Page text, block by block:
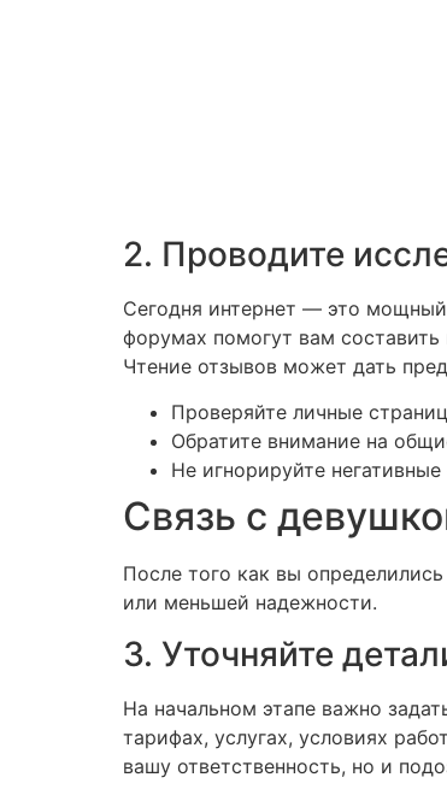
2. Проводите
Сегодня интернет — это
форумах помогут вам
Чтение отзывов может дать
Проверяйте личные
Обратите внимание на
Не игнорируйте
Связь с
После того как вы
или меньшей надежности.
3. Уточняйте
На начальном этапе важно
тарифах, услугах, условиях
вашу ответственность, но и